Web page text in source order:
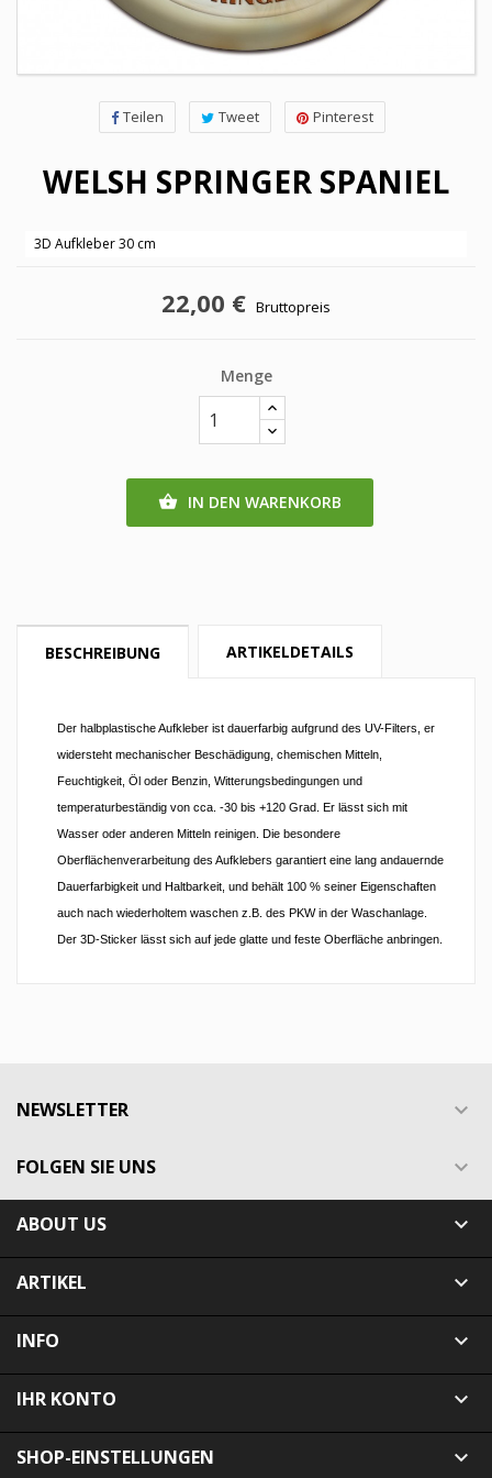
Teilen Tweet Pinterest
WELSH SPRINGER SPANIEL
3D Aufkleber 30 cm
22,00 € Bruttopreis
Menge
 IN DEN WARENKORB
BESCHREIBUNG ARTIKELDETAILS
Der halbplastische Aufkleber ist dauerfarbig aufgrund des UV-Filters, er
widersteht mechanischer Beschädigung, chemischen Mitteln,
Feuchtigkeit, Öl oder Benzin, Witterungsbedingungen und
temperaturbeständig von cca. -30 bis +120 Grad. Er lässt sich mit
Wasser oder anderen Mitteln reinigen. Die besondere
Oberflächenverarbeitung des Aufklebers garantiert eine lang andauernde
Dauerfarbigkeit und Haltbarkeit, und behält 100 % seiner Eigenschaften
auch nach wiederholtem waschen z.B. des PKW in der Waschanlage.
Der 3D-Sticker lässt sich auf jede glatte und feste Oberfläche anbringen.
NEWSLETTER 
FOLGEN SIE UNS 
ABOUT US 
ARTIKEL 
INFO 
IHR KONTO 
SHOP-EINSTELLUNGEN 